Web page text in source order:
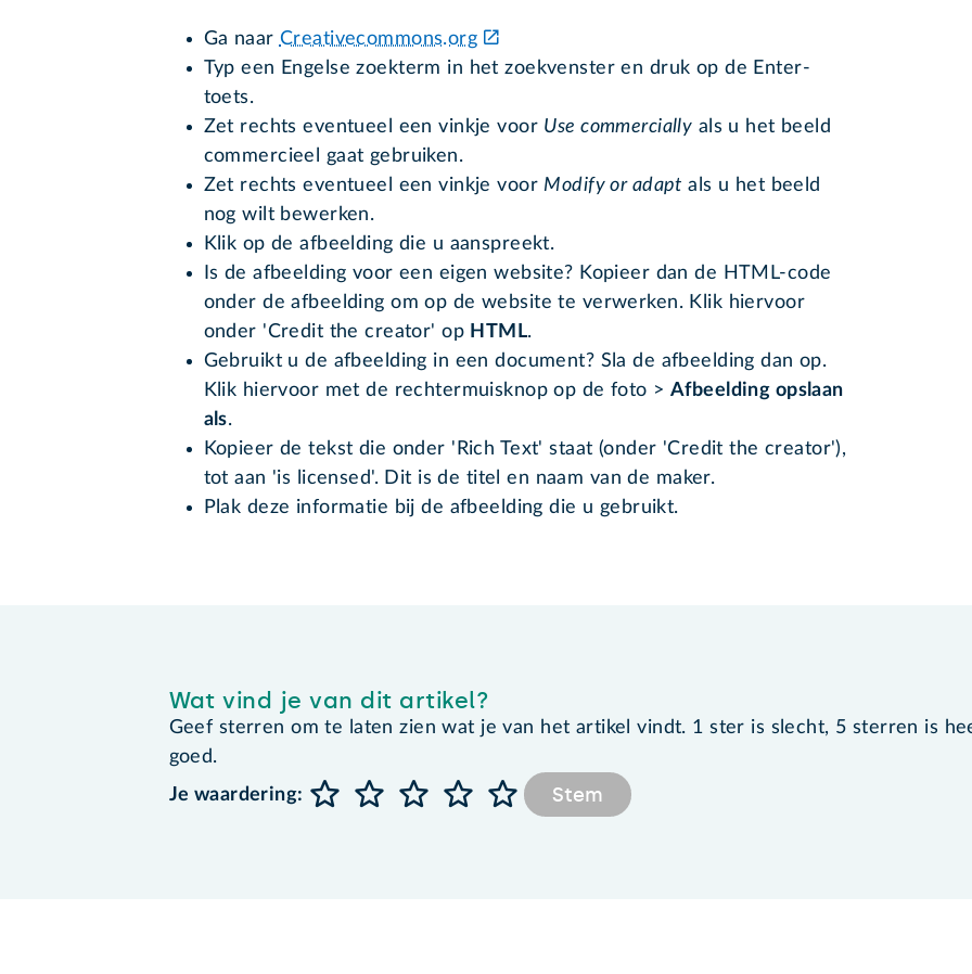
Ga naar Creativecommons.org
Typ een Engelse zoekterm in het zoekvenster en druk op de Enter-
toets.
Zet rechts eventueel een vinkje voor Use commercially als u het beeld
commercieel gaat gebruiken.
Zet rechts eventueel een vinkje voor Modify or adapt als u het beeld
nog wilt bewerken.
Klik op de afbeelding die u aanspreekt.
Is de afbeelding voor een eigen website? Kopieer dan de HTML-code
onder de afbeelding om op de website te verwerken. Klik hiervoor
onder 'Credit the creator' op HTML.
Gebruikt u de afbeelding in een document? Sla de afbeelding dan op.
Klik hiervoor met de rechtermuisknop op de foto > Afbeelding opslaan
als.
Kopieer de tekst die onder 'Rich Text' staat (onder 'Credit the creator'),
tot aan 'is licensed'. Dit is de titel en naam van de maker.
Plak deze informatie bij de afbeelding die u gebruikt.
Wat vind je van dit artikel?
Geef sterren om te laten zien wat je van het artikel vindt. 1 ster is slecht, 5 sterren is
goed.
Je waardering:
Stem